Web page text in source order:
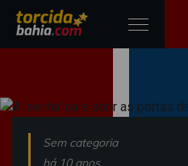
Sem categoria
há 10 anos